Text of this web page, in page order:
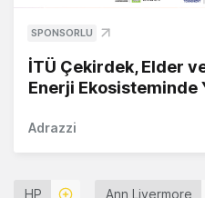
SPONSORLU
İTÜ Çekirdek, Elder
Enerji Ekosisteminde
Adrazzi
HP Ann Livermore